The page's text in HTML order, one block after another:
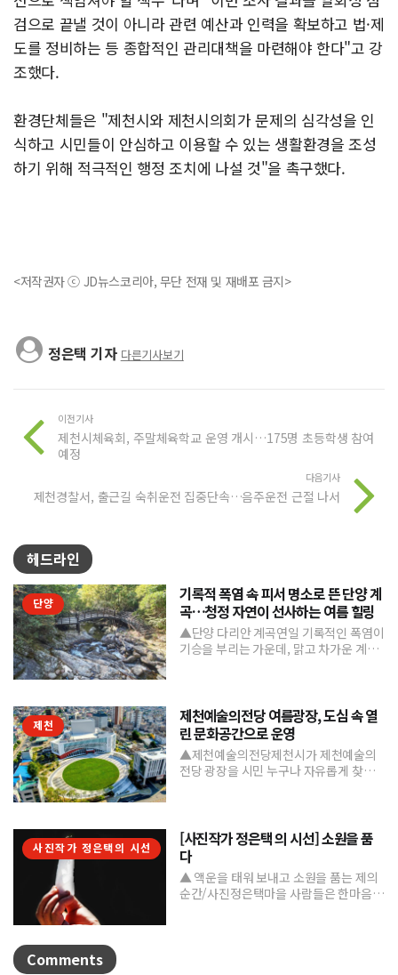
검으로 끝낼 것이 아니라 관련 예산과 인력을 확보하고 법·제
도를 정비하는 등 종합적인 관리대책을 마련해야 한다"고 강
조했다.
환경단체들은 "제천시와 제천시의회가 문제의 심각성을 인
식하고 시민들이 안심하고 이용할 수 있는 생활환경을 조성
하기 위해 적극적인 행정 조치에 나설 것"을 촉구했다.
<저작권자 ⓒ JD뉴스코리아, 무단 전재 및 재배포 금지>
정은택 기자 다른기사보기
이전기사
제천시체육회, 주말체육학교 운영 개시…175명 초등학생 참여
예정
다음기사
제천경찰서, 출근길 숙취운전 집중단속…음주운전 근절 나서
헤드라인
단양
기록적 폭염 속 피서 명소로 뜬 단양 계
곡…청정 자연이 선사하는 여름 힐링
▲단양 다리안 계곡연일 기록적인 폭염이
기승을 부리는 가운데, 맑고 차가운 계곡
제천
제천예술의전당 여름광장, 도심 속 열
린 문화공간으로 운영
▲제천예술의전당제천시가 제천예술의
전당 광장을 시민 누구나 자유롭게 찾고
사진작가 정은택의 시선
[사진작가 정은택 의 시선] 소원을 품
다
▲ 액운을 태워 보내고 소원을 품는 제의
순간/사진정은택마을 사람들은 한마음으
Comments